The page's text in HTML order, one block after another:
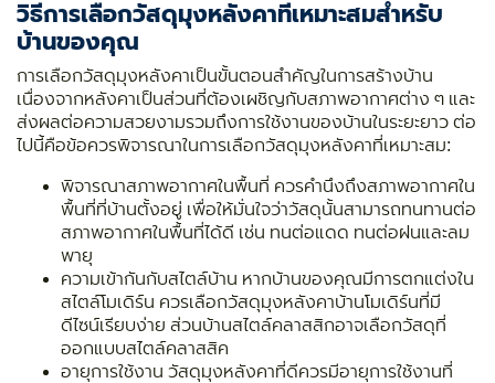
วิธีการเลือกวัสดุมุงหลังคาที่เหมาะสมสำหรับ
บ้านของคุณ
การเลือกวัสดุมุงหลังคาเป็นขั้นตอนสำคัญในการสร้างบ้าน
เนื่องจากหลังคาเป็นส่วนที่ต้องเผชิญกับสภาพอากาศต่าง ๆ และ
ส่งผลต่อความสวยงามรวมถึงการใช้งานของบ้านในระยะยาว ต่อ
ไปนี้คือข้อควรพิจารณาในการเลือกวัสดุมุงหลังคาที่เหมาะสม:
พิจารณาสภาพอากาศในพื้นที่ ควรคำนึงถึงสภาพอากาศใน
พื้นที่ที่บ้านตั้งอยู่ เพื่อให้มั่นใจว่าวัสดุนั้นสามารถทนทานต่อ
สภาพอากาศในพื้นที่ได้ดี เช่น ทนต่อแดด ทนต่อฝนและลม
พายุ
ความเข้ากันกับสไตล์บ้าน หากบ้านของคุณมีการตกแต่งใน
สไตล์โมเดิร์น ควรเลือกวัสดุมุงหลังคาบ้านโมเดิร์นที่มี
ดีไซน์เรียบง่าย ส่วนบ้านสไตล์คลาสสิกอาจเลือกวัสดุที่
ออกแบบสไตล์คลาสสิค
อายุการใช้งาน วัสดุมุงหลังคาที่ดีควรมีอายุการใช้งานที่